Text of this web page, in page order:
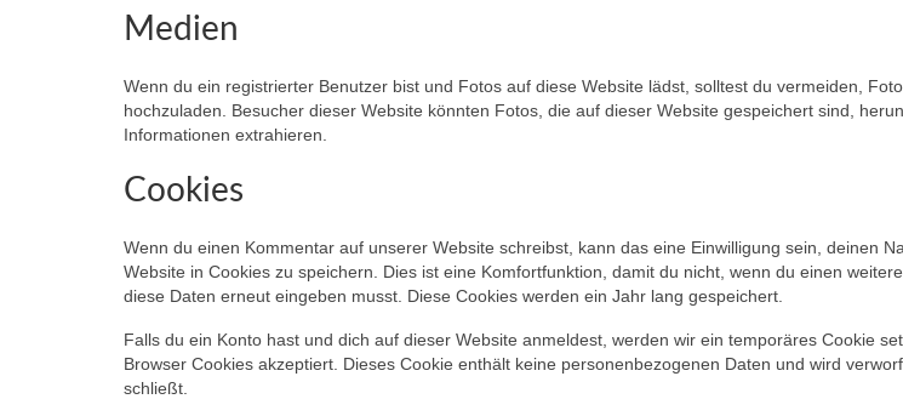
Medien
Wenn du ein registrierter Benutzer bist und Fotos auf diese Website lädst, solltest du vermeiden,
hochzuladen. Besucher dieser Website könnten Fotos, die auf dieser Website gespeichert sind,
Informationen extrahieren.
Cookies
Wenn du einen Kommentar auf unserer Website schreibst, kann das eine Einwilligung sein, deinen
Website in Cookies zu speichern. Dies ist eine Komfortfunktion, damit du nicht, wenn du einen
diese Daten erneut eingeben musst. Diese Cookies werden ein Jahr lang gespeichert.
Falls du ein Konto hast und dich auf dieser Website anmeldest, werden wir ein temporäres Cookie
Browser Cookies akzeptiert. Dieses Cookie enthält keine personenbezogenen Daten und wird
schließt.